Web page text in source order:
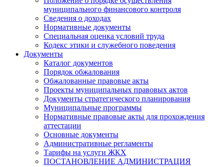
муниципального финансового контроля
Сведения о доходах
Нормативные документы
Специальная оценка условий труда
Кодекс этики и служебного поведения
Документы
Каталог документов
Порядок обжалования
Обжалованные правовые акты
Проекты муниципальных правовых актов
Документы стратегического планирования
Муниципальные программы
Нормативные правовые акты для прохождения
аттестации
Основные документы
Административные регламенты
Тарифы на услуги ЖКХ
ПОСТАНОВЛЕНИЕ АДМИНИСТРАЦИЯ